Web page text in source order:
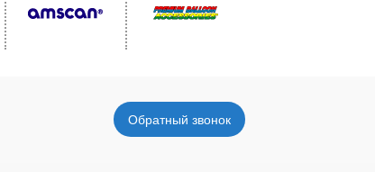
Обратный звонок